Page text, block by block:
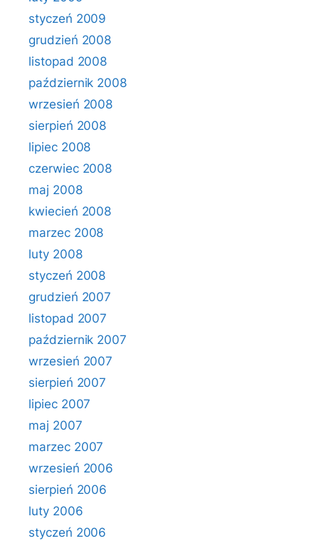
styczeń 2009
grudzień 2008
listopad 2008
październik 2008
wrzesień 2008
sierpień 2008
lipiec 2008
czerwiec 2008
maj 2008
kwiecień 2008
marzec 2008
luty 2008
styczeń 2008
grudzień 2007
listopad 2007
październik 2007
wrzesień 2007
sierpień 2007
lipiec 2007
maj 2007
marzec 2007
wrzesień 2006
sierpień 2006
luty 2006
styczeń 2006